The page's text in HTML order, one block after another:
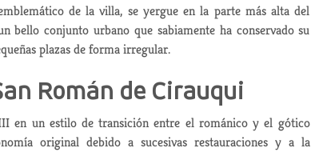
de la villa, se yergue en la parte más alta del
bello conjunto urbano que sabiamente ha conservado su
plazas de forma irregular.
Román de Cirauqui
en un estilo de transición entre el románico y el gótico
original debido a sucesivas restauraciones y a la